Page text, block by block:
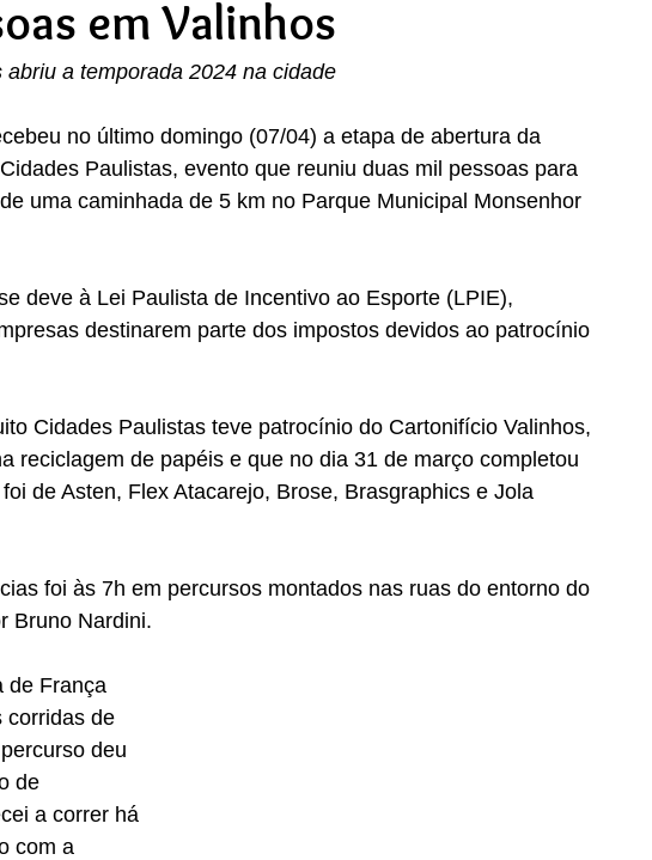
em Valinhos
a temporada 2024 na cidade
no último domingo (07/04) a etapa de abertura da
Paulistas, evento que reuniu duas mil pessoas para
uma caminhada de 5 km no Parque Municipal Monsenhor
deve à Lei Paulista de Incentivo ao Esporte (LPIE),
destinarem parte dos impostos devidos ao patrocínio
Cidades Paulistas teve patrocínio do Cartonifício Valinhos,
reciclagem de papéis e que no dia 31 de março completou
de Asten, Flex Atacarejo, Brose, Brasgraphics e Jola
foi às 7h em percursos montados nas ruas do entorno do
Bruno Nardini.
de França
corridas de
deu
de
a correr há
com a